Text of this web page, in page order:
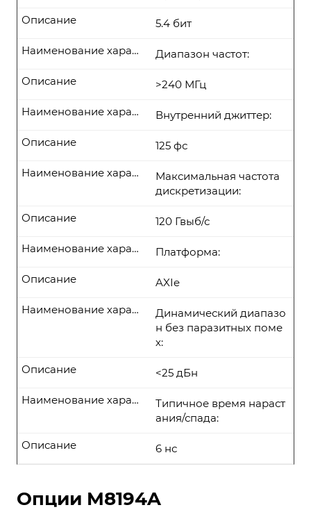
5.4 бит
Описание
Диапазон частот:
Наименование характеристики
>240 МГц
Описание
Внутренний джиттер:
Наименование характеристики
125 фс
Описание
Максимальная частота
дискретизации:
Наименование характеристики
120 Гвыб/с
Описание
Платформа:
Наименование характеристики
AXIe
Описание
Динамический диапазо
н без паразитных поме
х:
Наименование характеристики
<25 дБн
Описание
Типичное время нараст
ания/спада:
Наименование характеристики
6 нс
Описание
Опции M8194A